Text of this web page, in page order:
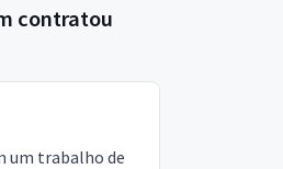
contratou
um trabalho de